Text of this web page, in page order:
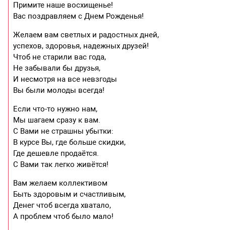
Примите наше восхищенье!
Вас поздравляем с Днем Рожденья!
Желаем вам светлых и радостных дней,
успехов, здоровья, надежных друзей!
Чтоб не старили вас года,
Не забывали бы друзья,
И несмотря на все невзгоды
Вы были молоды всегда!
Если что-то нужно нам,
Мы шагаем сразу к вам.
С Вами не страшны убытки:
В курсе Вы, где больше скидки,
Где дешевле продаётся.
С Вами так легко живётся!
Вам желаем коллективом
Быть здоровым и счастливым,
Денег чтоб всегда хватало,
А проблем чтоб было мало!